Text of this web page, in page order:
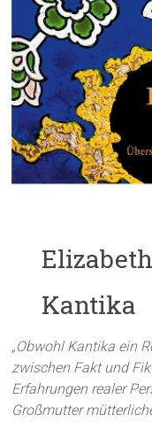
Kantika
„Obwohl Kantika ein
zwischen Fakt und
Erfahrungen realer
Großmutter